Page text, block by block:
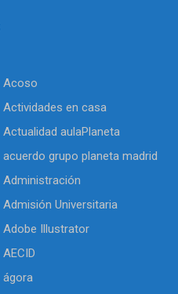
Acoso
Actividades en casa
Actualidad aulaPlaneta
acuerdo grupo planeta madrid
Administración
Admisión Universitaria
Adobe Illustrator
AECID
ágora